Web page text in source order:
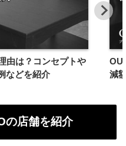
由は？コンセプトや
などを紹介
減
の店舗を紹介